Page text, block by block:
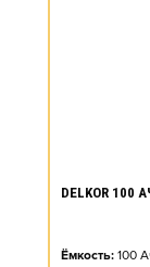
DELKOR 100
Ёмкость: 100